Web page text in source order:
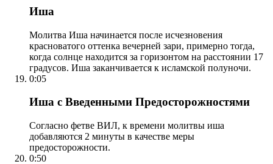
Иша
Молитва Иша начинается после исчезновения
красноватого оттенка вечерней зари, примерно тогда,
когда солнце находится за горизонтом на расстоянии 17
градусов. Иша заканчивается к исламской полуночи.
0:05
Иша с Введенными Предосторожностями
Согласно фетве ВИЛ, к времени молитвы иша
добавляются 2 минуты в качестве меры
предосторожности.
0:50